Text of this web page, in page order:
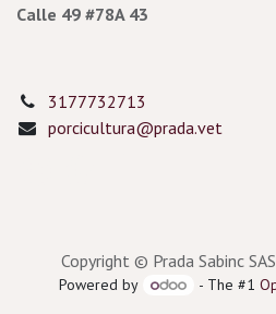
Calle 49 #78A 43
3177732713
porcicultura@prada.vet
Copyright © Prada Sabinc SAS
Powered by - The #1